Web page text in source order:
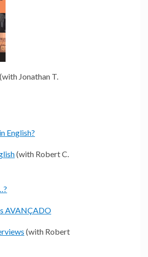
(with Jonathan T.
English?
(with Robert C.
AVANÇADO
(with Robert